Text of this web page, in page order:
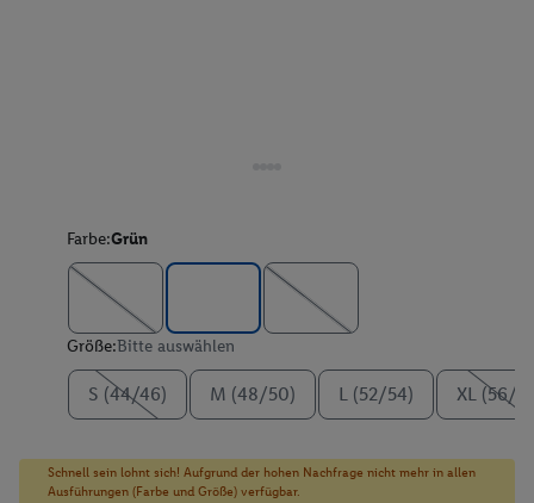
Farbe:Grün
Größe:Bitte auswählen
S (44/46) M (48/50) L (52/54) XL (56/
Schnell sein lohnt sich! Aufgrund der hohen Nachfrage nicht mehr in allen
Ausführungen (Farbe und Größe) verfügbar.